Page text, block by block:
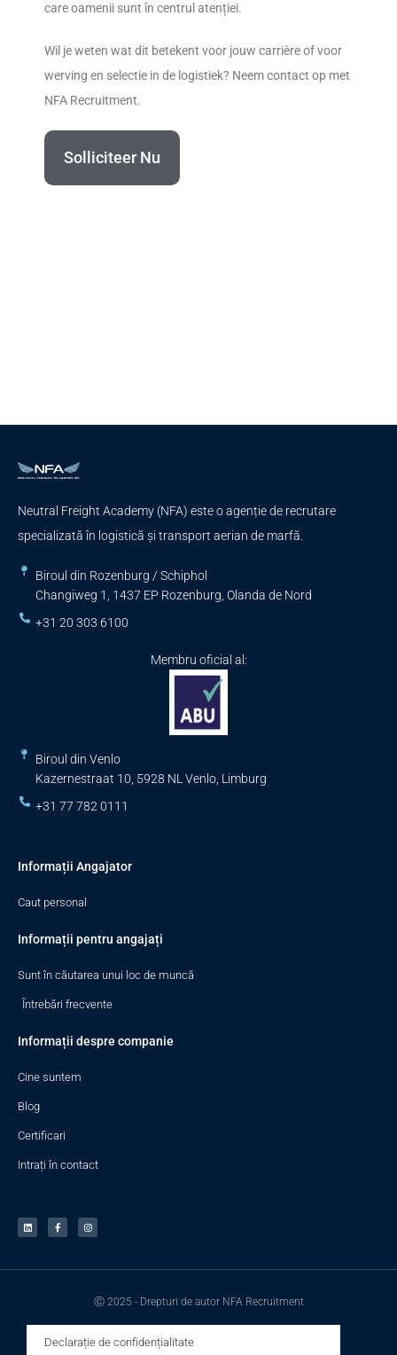
care oamenii sunt în centrul atenției.
Wil je weten wat dit betekent voor jouw carrière of voor
werving en selectie in de logistiek? Neem contact op met
NFA Recruitment.
Solliciteer Nu
Neutral Freight Academy (NFA) este o agenție de recrutare
specializată în logistică și transport aerian de marfă.
Biroul din Rozenburg / Schiphol
Changiweg 1, 1437 EP Rozenburg, Olanda de Nord
+31 20 303 6100
Membru oficial al:
Biroul din Venlo
Kazernestraat 10, 5928 NL Venlo, Limburg
+31 77 782 0111
Informații Angajator
Caut personal
Informații pentru angajați
Sunt în căutarea unui loc de muncă
Întrebări frecvente
Informații despre companie
Cine suntem
Blog
Certificari
Intrați în contact
Ⓒ 2025 - Drepturi de autor NFA Recruitment
Declarație de confidențialitate